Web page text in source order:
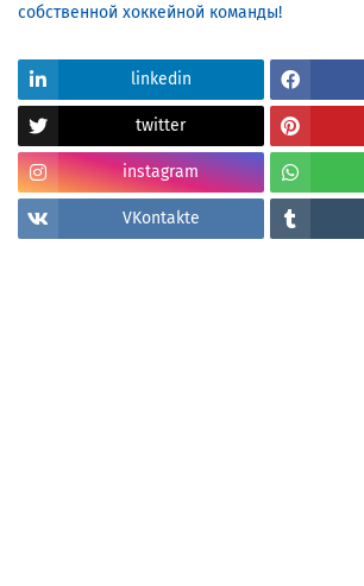
linkedin
twitter
instagram
VKontakte